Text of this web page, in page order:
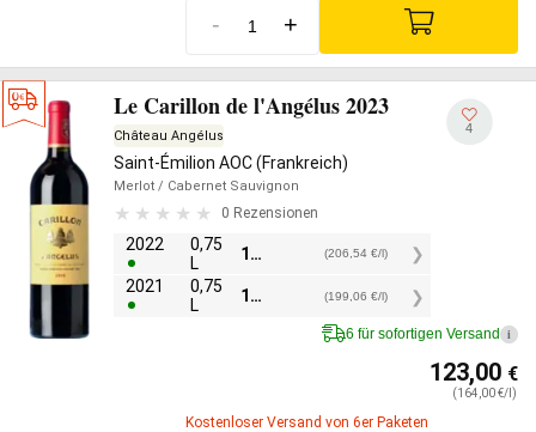
- +
Le Carillon de l'Angélus 2023
Château Angélus
Saint-Émilion AOC (Frankreich)
Merlot / Cabernet Sauvignon
0 Rezensionen
2022
0,75
L
154,90 (206,54 €/l)
2021
0,75
L
149,30 (199,06 €/l)
4
6 für sofortigen Versand i
123,00 €
(164,00 €/l)
Kostenloser Versand von 6er Paketen